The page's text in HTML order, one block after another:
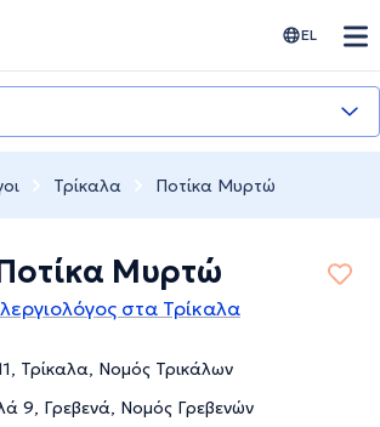
EL
Τρίκαλα Ποτίκα Μυρτώ
Μυρτώ
στα Τρίκαλα
Τρίκαλα, Νομός Τρικάλων
9, Γρεβενά, Νομός Γρεβενών